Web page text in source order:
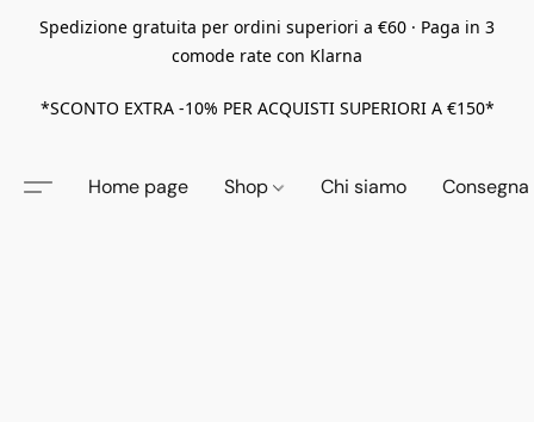
Spedizione gratuita per ordini superiori a €60 · Paga in 3
comode rate con Klarna
*SCONTO EXTRA -10% PER ACQUISTI SUPERIORI A €150*
Home page Shop Chi siamo Consegna